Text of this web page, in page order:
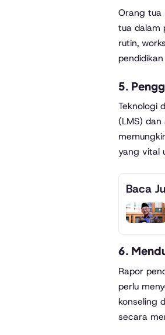
Orang tua
tua dalam
rutin,
5.
Teknologi
(LMS)
yang vital
Baca
6.
Rapor
perlu
konseling
secara